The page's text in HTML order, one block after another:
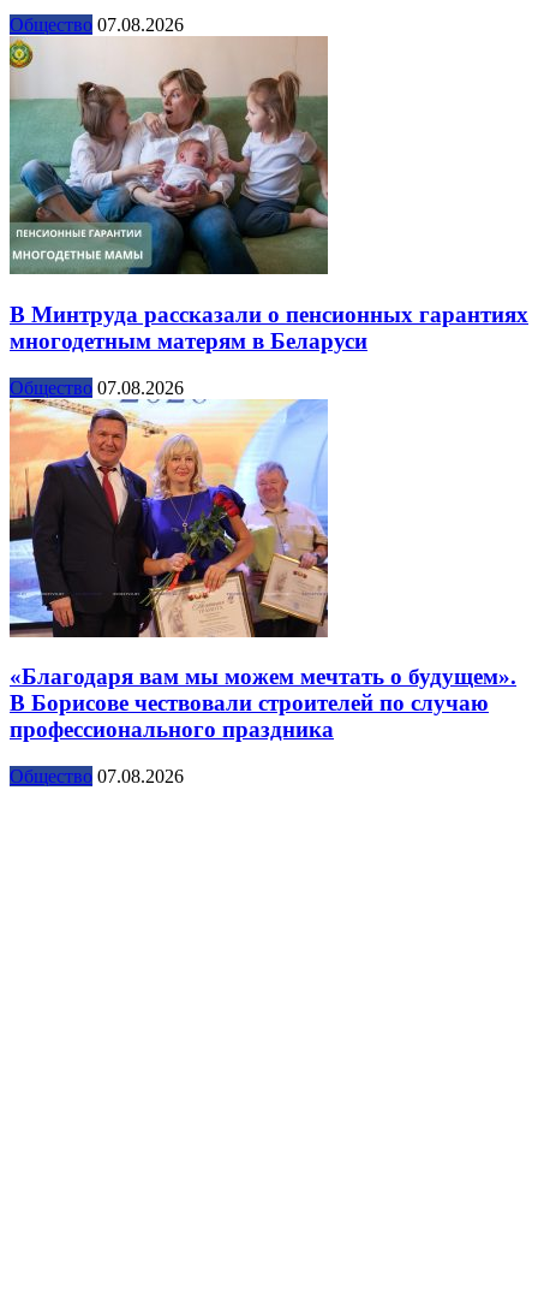
Общество 07.08.2026
В Минтруда рассказали о пенсионных гарантиях
многодетным матерям в Беларуси
Общество 07.08.2026
«Благодаря вам мы можем мечтать о будущем».
В Борисове чествовали строителей по случаю
профессионального праздника
Общество 07.08.2026